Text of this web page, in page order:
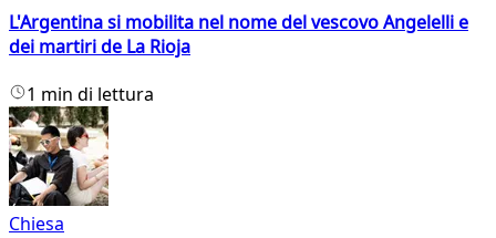
L'Argentina si mobilita nel nome del vescovo Angelelli e
dei martiri de La Rioja
1 min di lettura
Chiesa